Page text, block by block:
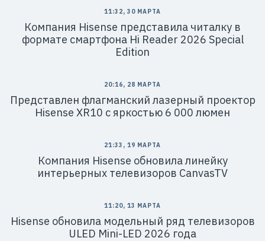
11:32, 30 МАРТА
Компания Hisense представила читалку в
формате смартфона Hi Reader 2026 Special
Edition
20:16, 28 МАРТА
Представлен флагманский лазерный проектор
Hisense XR10 с яркостью 6 000 люмен​
21:33, 19 МАРТА
Компания Hisense обновила линейку
интерьерных телевизоров CanvasTV
11:20, 13 МАРТА
Hisense обновила модельный ряд телевизоров
ULED Mini-LED 2026 года